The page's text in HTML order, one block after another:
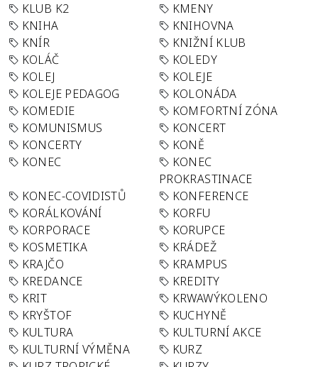
KLUB K2
KMENY
KNIHA
KNIHOVNA
KNÍR
KNIŽNÍ KLUB
KOLÁČ
KOLEDY
KOLEJ
KOLEJE
KOLEJE PEDAGOG
KOLONÁDA
KOMEDIE
KOMFORTNÍ ZÓNA
KOMUNISMUS
KONCERT
KONCERTY
KONĚ
KONEC
KONEC
PROKRASTINACE
KONEC-COVIDISTŮ
KONFERENCE
KORÁLKOVÁNÍ
KORFU
KORPORACE
KORUPCE
KOSMETIKA
KRÁDEŽ
KRAJČO
KRAMPUS
KREDANCE
KREDITY
KRIT
KRWAWÝKOLENO
KRYŠTOF
KUCHYNĚ
KULTURA
KULTURNÍ AKCE
KULTURNÍ VÝMĚNA
KURZ